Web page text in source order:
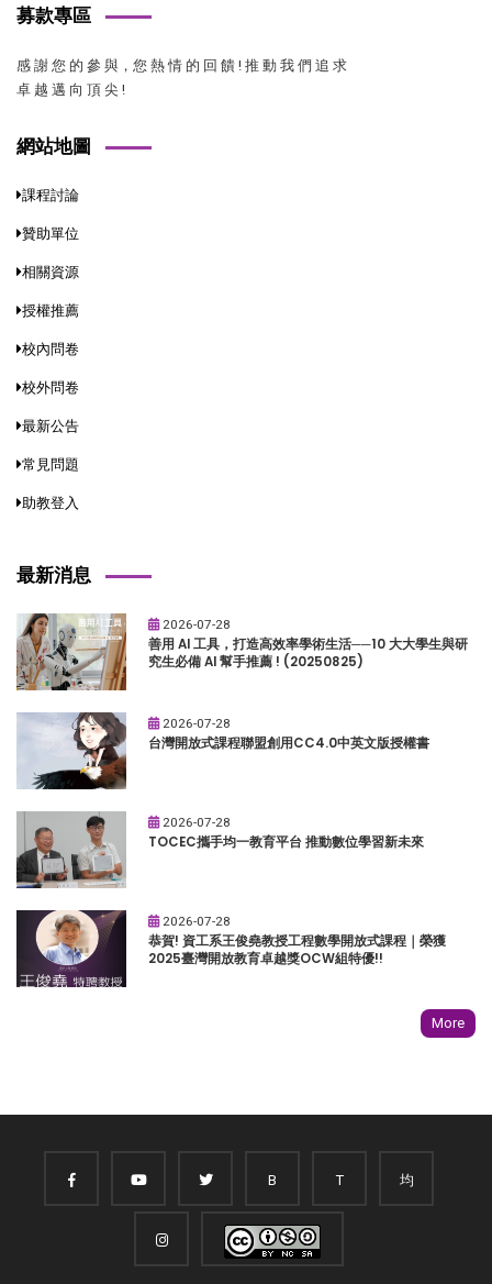
募款專區
感 謝 您 的 參 與，您 熱 情 的 回 饋 ! 推 動 我 們 追 求
卓 越 邁 向 頂 尖 !
網站地圖
課程討論
贊助單位
相關資源
授權推薦
校內問卷
校外問卷
最新公告
常見問題
助教登入
最新消息
2026-07-28
善用 AI 工具，打造高效率學術生活──10 大大學生與研
究生必備 AI 幫手推薦 ! (20250825)
2026-07-28
台灣開放式課程聯盟創用CC4.0中英文版授權書
2026-07-28
TOCEC攜手均一教育平台 推動數位學習新未來
2026-07-28
恭賀! 資工系王俊堯教授工程數學開放式課程｜榮獲
2025臺灣開放教育卓越獎OCW組特優!!
More
B T 均